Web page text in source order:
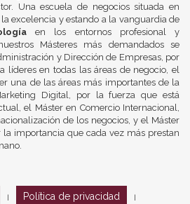
Una escuela de negocios situada en
excelencia y estando a la vanguardia de
en los entornos profesional y
Másteres más demandados se
y Dirección de Empresas, por
líderes en todas las áreas de negocio, el
una de las áreas más importantes de la
Digital, por la fuerza que está
el Máster en Comercio Internacional,
de los negocios, y el Máster
la importancia que cada vez más prestan
Política de privacidad